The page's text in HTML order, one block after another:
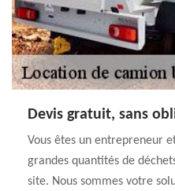
Devis gratuit, sans
Vous êtes un entrepreneur
grandes quantités de
site. Nous sommes votre